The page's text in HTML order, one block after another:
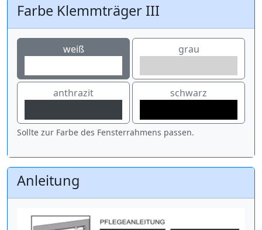
Farbe Klemmträger III
weiß grau
anthrazit schwarz
Sollte zur Farbe des Fensterrahmens passen.
Anleitung